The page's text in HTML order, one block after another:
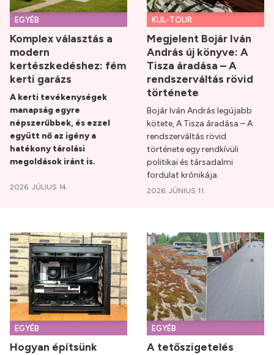
EGYÉB
Komplex választás a
modern
kertészkedéshez: fém
kerti garázs
A kerti tevékenységek
manapság egyre
népszerűbbek, és ezzel
együtt nő az igény a
hatékony tárolási
megoldások iránt is.
2026. JÚLIUS 14.
KUL-TOUR
Megjelent Bojár Iván
András új könyve: A
Tisza áradása – A
rendszerváltás rövid
története
Bojár Iván András legújabb
kötete, A Tisza áradása – A
rendszerváltás rövid
története egy rendkívüli
politikai és társadalmi
fordulat krónikája.
2026. JÚNIUS 11.
EGYÉB
Hogyan építsünk
EGYÉB
A tetőszigetelés